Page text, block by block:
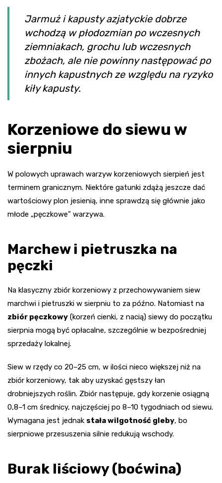
Jarmuż i kapusty azjatyckie dobrze
wchodzą w płodozmian po wczesnych
ziemniakach, grochu lub wczesnych
zbożach, ale nie powinny następować po
innych kapustnych ze względu na ryzyko
kiły kapusty.
Korzeniowe do siewu w
sierpniu
W polowych uprawach warzyw korzeniowych sierpień jest
terminem granicznym. Niektóre gatunki zdążą jeszcze dać
wartościowy plon jesienią, inne sprawdzą się głównie jako
młode „pęczkowe” warzywa.
Marchew i pietruszka na
pęczki
Na klasyczny zbiór korzeniowy z przechowywaniem siew
marchwi i pietruszki w sierpniu to za późno. Natomiast na
zbiór pęczkowy (korzeń cienki, z nacią) siewy do początku
sierpnia mogą być opłacalne, szczególnie w bezpośredniej
sprzedaży lokalnej.
Siew w rzędy co 20–25 cm, w ilości nieco większej niż na
zbiór korzeniowy, tak aby uzyskać gęstszy łan
drobniejszych roślin. Zbiór następuje, gdy korzenie osiągną
0,8–1 cm średnicy, najczęściej po 8–10 tygodniach od siewu.
Wymagana jest jednak stała wilgotność gleby, bo
sierpniowe przesuszenia silnie redukują wschody.
Burak liściowy (boćwina)